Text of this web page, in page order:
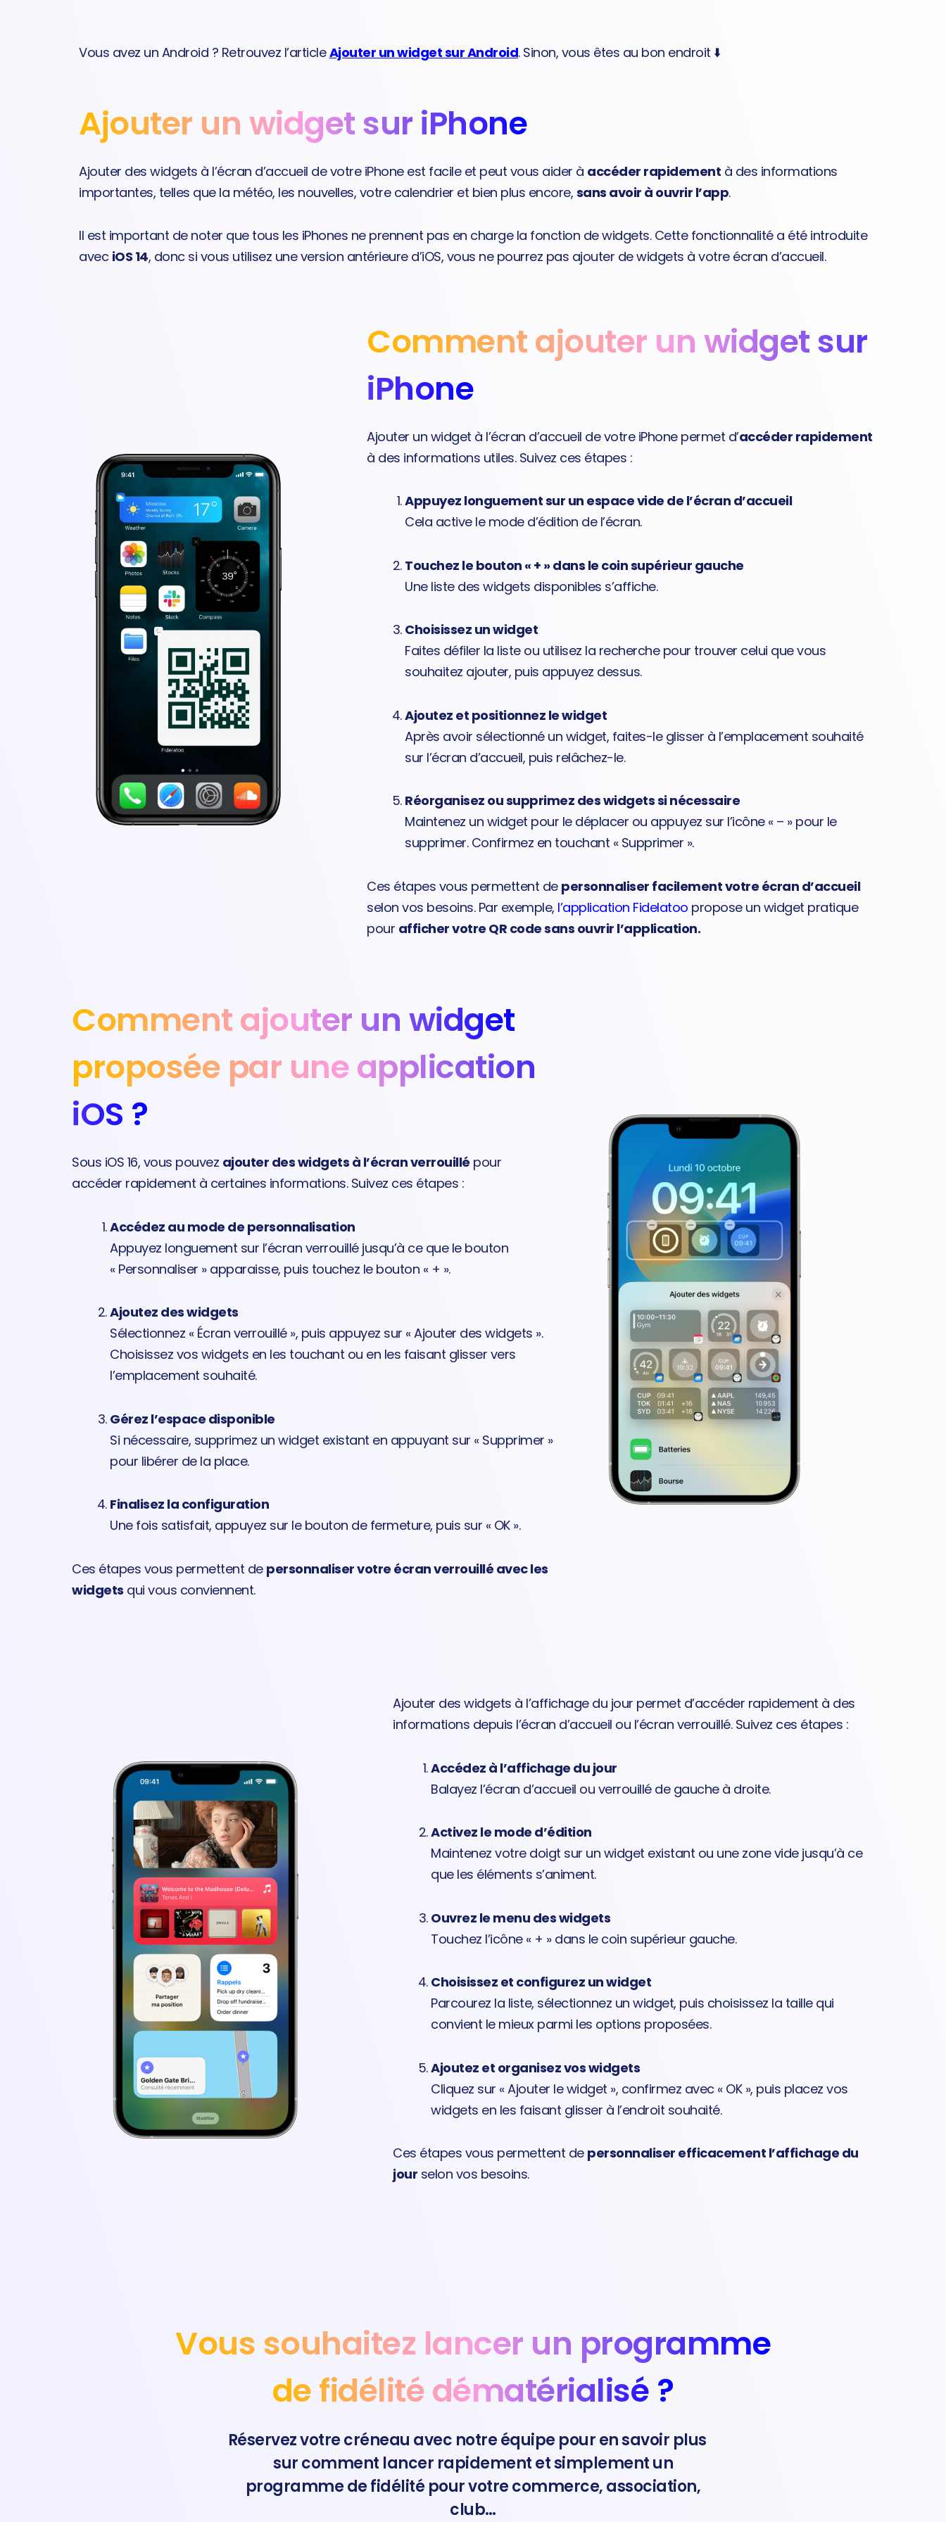
Vous avez un Android ? Retrouvez l’articleAjouter un widget sur Android. Sinon, vous êtes au bon endroit ⬇️
Ajouter un widget sur iPhone
Ajouter des widgets à l’écran d’accueil de votre iPhone est facile et peut vous aider à accéder rapidement à des informations
importantes, telles que la météo, les nouvelles, votre calendrier et bien plus encore, sans avoir à ouvrir l’app.
Il est important de noter que tous les iPhones ne prennent pas en charge la fonction de widgets. Cette fonctionnalité a été introduite
avec iOS 14, donc si vous utilisez une version antérieure d’iOS, vous ne pourrez pas ajouter de widgets à votre écran d’accueil.
Comment ajouter un widget sur
iPhone
Ajouter un widget à l’écran d’accueil de votre iPhone permet d’accéder rapidement
à des informations utiles. Suivez ces étapes :
Appuyez longuement sur un espace vide de l’écran d’accueil
Cela active le mode d’édition de l’écran.
Touchez le bouton « + » dans le coin supérieur gauche
Une liste des widgets disponibles s’affiche.
Choisissez un widget
Faites défiler la liste ou utilisez la recherche pour trouver celui que vous
souhaitez ajouter, puis appuyez dessus.
Ajoutez et positionnez le widget
Après avoir sélectionné un widget, faites-le glisser à l’emplacement souhaité
sur l’écran d’accueil, puis relâchez-le.
Réorganisez ou supprimez des widgets si nécessaire
Maintenez un widget pour le déplacer ou appuyez sur l’icône « – » pour le
supprimer. Confirmez en touchant « Supprimer ».
Ces étapes vous permettent de personnaliser facilement votre écran d’accueil
selon vos besoins. Par exemple, l’application Fidelatoo propose un widget pratique
pour afficher votre QR code sans ouvrir l’application.
Comment ajouter un widget
proposée par une application
iOS ?
Sous iOS 16, vous pouvez ajouter des widgets à l’écran verrouillé pour
accéder rapidement à certaines informations. Suivez ces étapes :
Accédez au mode de personnalisation
Appuyez longuement sur l’écran verrouillé jusqu’à ce que le bouton
« Personnaliser » apparaisse, puis touchez le bouton « + ».
Ajoutez des widgets
Sélectionnez « Écran verrouillé », puis appuyez sur « Ajouter des widgets ».
Choisissez vos widgets en les touchant ou en les faisant glisser vers
l’emplacement souhaité.
Gérez l’espace disponible
Si nécessaire, supprimez un widget existant en appuyant sur « Supprimer »
pour libérer de la place.
Finalisez la configuration
Une fois satisfait, appuyez sur le bouton de fermeture, puis sur « OK ».
Ces étapes vous permettent de personnaliser votre écran verrouillé avec les
widgets qui vous conviennent.
Ajouter des widgets à l’affichage du jour permet d’accéder rapidement à des
informations depuis l’écran d’accueil ou l’écran verrouillé. Suivez ces étapes :
Accédez à l’affichage du jour
Balayez l’écran d’accueil ou verrouillé de gauche à droite.
Activez le mode d’édition
Maintenez votre doigt sur un widget existant ou une zone vide jusqu’à ce
que les éléments s’animent.
Ouvrez le menu des widgets
Touchez l’icône « + » dans le coin supérieur gauche.
Choisissez et configurez un widget
Parcourez la liste, sélectionnez un widget, puis choisissez la taille qui
convient le mieux parmi les options proposées.
Ajoutez et organisez vos widgets
Cliquez sur « Ajouter le widget », confirmez avec « OK », puis placez vos
widgets en les faisant glisser à l’endroit souhaité.
Ces étapes vous permettent de personnaliser efficacement l’affichage du
jour selon vos besoins.
Vous souhaitez lancer un programme
de fidélité dématérialisé ?
Réservez votre créneau avec notre équipe pour en savoir plus
sur comment lancer rapidement et simplement un
programme de fidélité pour votre commerce, association,
club…